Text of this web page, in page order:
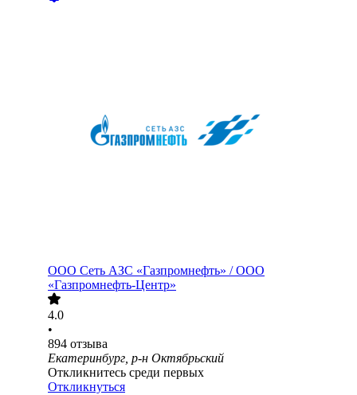
ООО Сеть АЗС «Газпромнефть» / ООО
«Газпромнефть-Центр»
4.0
•
894 отзыва
Екатеринбург, р-н Октябрьский
Откликнитесь среди первых
Откликнуться